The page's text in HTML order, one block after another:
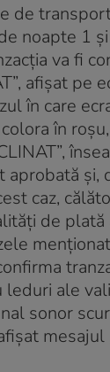
de
noapte 1
va fi
afişat pe
în care
în
aprobată și,
caz,
de plată
leduri ale
sonor
mesajul